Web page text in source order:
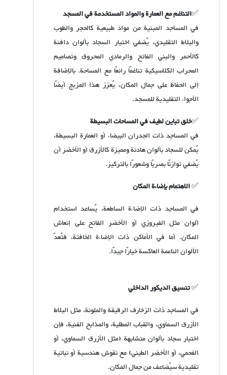
✅التناغم مع العمارة والمواد المستخدمة في المسجد
في المساجد المبنية من مواد طبيعية كالحجر والطوب
والبلاط التقليدي، يُضفي اختيار السجاد بألوان دافئة
كالأحمر والبني الفاتح والرمادي المحروق وتصاميم
المحراب الكلاسيكية تناغمًا رائعًا مع المساحة. بالإضافة
إلى الحفاظ على جمال المكان، يُعزز هذا المزيج أيضًا
الأجواء التقليدية للمسجد.
✅خلق تباين لطيف في المساحات البسيطة
في المساجد ذات الجدران البيضاء أو العمارة البسيطة،
يُمكن للسجاد بألوان هادئة ومميزة كالأزرق أو الأخضر أن
يُضفي توازنًا بصريًا وشعورًا بالتركيز.
✅الاهتمام بإضاءة المكان
في المساجد ذات الإضاءة الساطعة، يُساعد استخدام
ألوان مثل الفيروزي أو الأخضر الفاتح على إنعاش
المكان. أما في الأماكن ذات الإضاءة الخافتة، فتُعدّ
الألوان الناعمة العاكسة خيارًا جيدًا.
✅تنسيق الديكور الداخلي
في المساجد ذات الزخارف الرقيقة والملونة، مثل البلاط
الأزرق السماوي، والقباب المطلية، والمذابح الفنية، فإن
اختيار سجاد بألوان متشابهة (مثل الأزرق السماوي، أو
الفحمي، أو الأخضر الطيني) مع نقوش هندسية أو نباتية
تقليدية سيُضاعف من جمال المكان.